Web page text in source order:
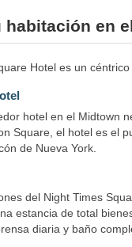
habitación en
Hotel es un céntrico
hotel en el Midtown
Square, el hotel es el
de Nueva York.
del Night Times
estancia de total
diaria y baño